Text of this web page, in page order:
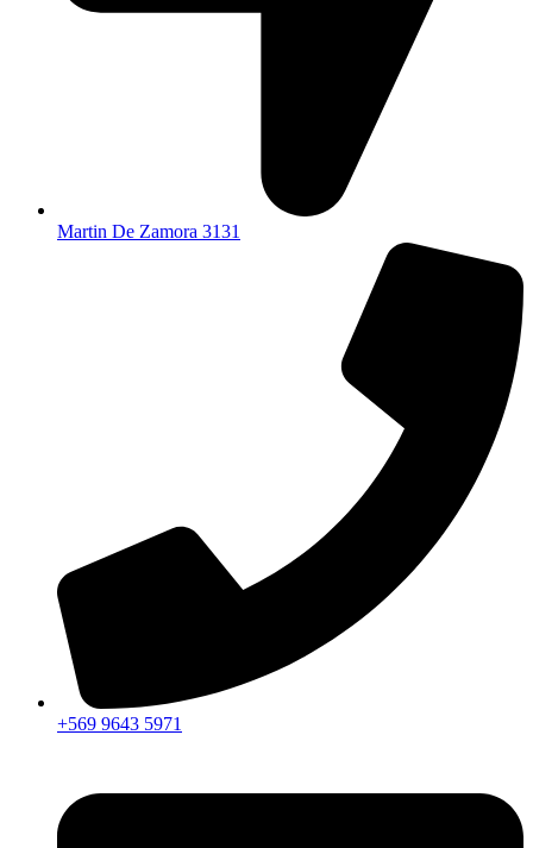
Martin De Zamora 3131
+569 9643 5971